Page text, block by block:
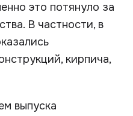
это потянуло за
В частности, в
кирпича,
выпуска